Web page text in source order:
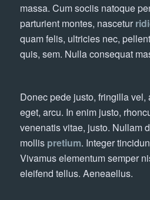
massa. Cum sociis natoque
parturient montes, nascetur
quam felis, ultricies nec,
quis, sem. Nulla consequat
Donec pede justo, fringilla
eget, arcu. In enim justo,
venenatis vitae, justo. Nullam
mollis pretium. Integer
Vivamus elementum semper
eleifend tellus. Aeneaellus.